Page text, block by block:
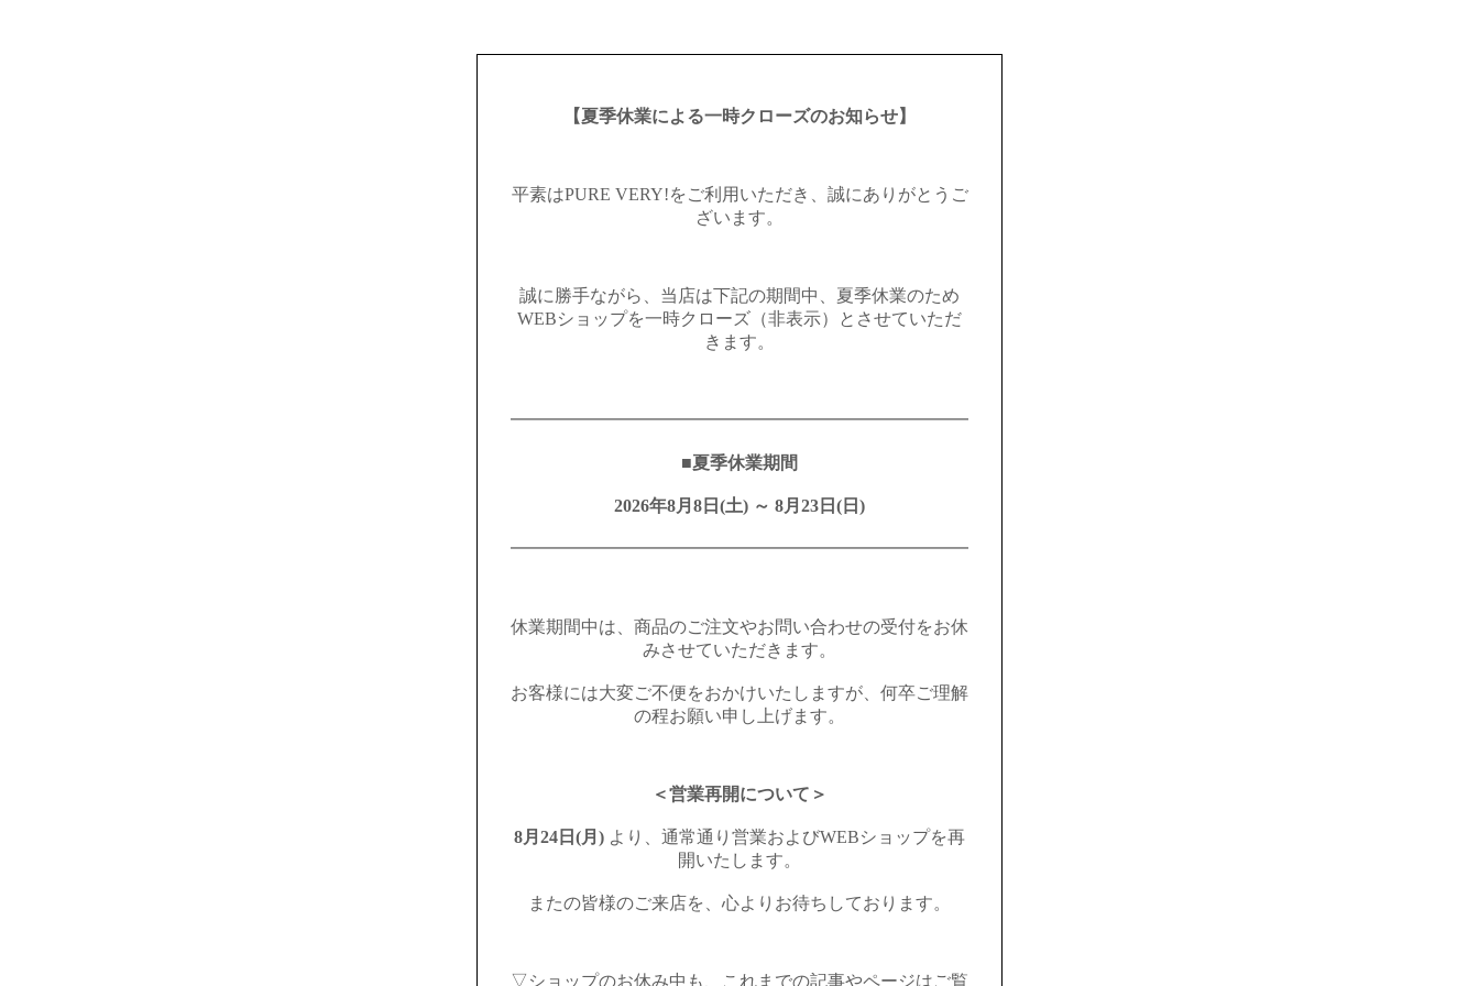
【夏季休業による一時クローズのお知らせ】
平素はPURE VERY!をご利用いただき、誠にありがとうご
ざいます。
誠に勝手ながら、当店は下記の期間中、夏季休業のため
WEBショップを一時クローズ（非表示）とさせていただ
きます。
━━━━━━━━━━━━━━━━━━━━━━━━━━
■夏季休業期間
2026年8月8日(土) ～ 8月23日(日)
━━━━━━━━━━━━━━━━━━━━━━━━━━
休業期間中は、商品のご注文やお問い合わせの受付をお休
みさせていただきます。
お客様には大変ご不便をおかけいたしますが、何卒ご理解
の程お願い申し上げます。
＜営業再開について＞
8月24日(月) より、通常通り営業およびWEBショップを再
開いたします。
またの皆様のご来店を、心よりお待ちしております。
▽ショップのお休み中も、これまでの記事やページはご覧